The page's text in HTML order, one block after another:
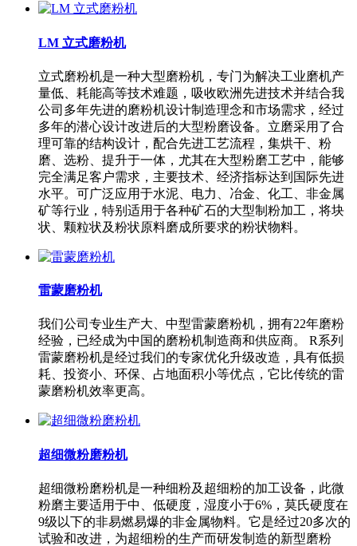
LM 立式磨粉机
立式磨粉机是一种大型磨粉机，专门为解决工业磨机产
量低、耗能高等技术难题，吸收欧洲先进技术并结合我
公司多年先进的磨粉机设计制造理念和市场需求，经过
多年的潜心设计改进后的大型粉磨设备。立磨采用了合
理可靠的结构设计，配合先进工艺流程，集烘干、粉
磨、选粉、提升于一体，尤其在大型粉磨工艺中，能够
完全满足客户需求，主要技术、经济指标达到国际先进
水平。可广泛应用于水泥、电力、冶金、化工、非金属
矿等行业，特别适用于各种矿石的大型制粉加工，将块
状、颗粒状及粉状原料磨成所要求的粉状物料。
雷蒙磨粉机
我们公司专业生产大、中型雷蒙磨粉机，拥有22年磨粉
经验，已经成为中国的磨粉机制造商和供应商。 R系列
雷蒙磨粉机是经过我们的专家优化升级改造，具有低损
耗、投资小、环保、占地面积小等优点，它比传统的雷
蒙磨粉机效率更高。
超细微粉磨粉机
超细微粉磨粉机是一种细粉及超细粉的加工设备，此微
粉磨主要适用于中、低硬度，湿度小于6%，莫氏硬度在
9级以下的非易燃易爆的非金属物料。它是经过20多次的
试验和改进，为超细粉的生产而研发制造的新型磨粉